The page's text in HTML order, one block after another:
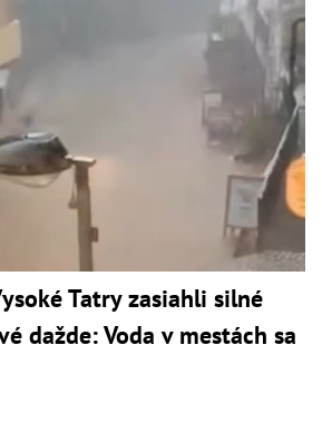
Tatry zasiahli silné
dažde: Voda v mestách sa